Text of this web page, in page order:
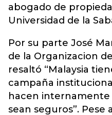
abogado de
Universidad de la
Por su parte José
de la Organizacion
resaltó “Malaysia
campaña
hacen internamente
sean seguros”. Pese